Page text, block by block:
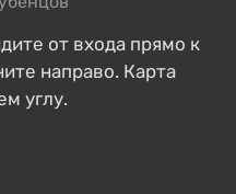
от входа прямо к
направо. Карта
углу.